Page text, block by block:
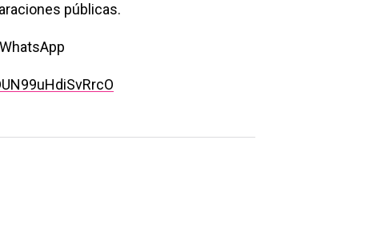
públicas.